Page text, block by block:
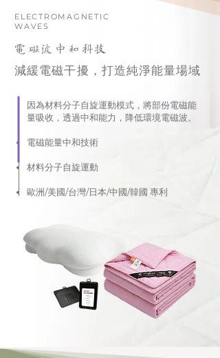
ELECTROMAGNETIC
WAVES
電磁波中和科技
減緩電磁干擾，打造純淨能量場域
因為材料分子自旋運動模式，將部份電磁能
量吸收，透過中和能力，降低環境電磁波。
電磁能量中和技術
材料分子自旋運動
歐洲/美國/台灣/日本/中國/韓國 專利